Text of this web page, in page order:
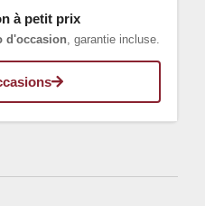
à petit prix
d'occasion, garantie incluse.